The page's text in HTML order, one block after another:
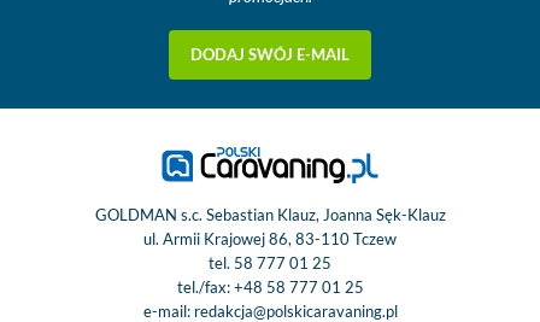
DODAJ SWÓJ E-MAIL
GOLDMAN s.c. Sebastian Klauz, Joanna Sęk-Klauz
ul. Armii Krajowej 86, 83-110 Tczew
tel. 58 777 01 25
tel./fax:+48 58 777 01 25
e-mail: redakcja@polskicaravaning.pl